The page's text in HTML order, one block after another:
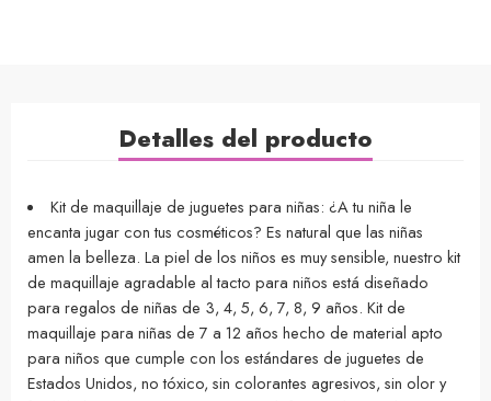
Detalles del producto
Kit de maquillaje de juguetes para niñas: ¿A tu niña le
encanta jugar con tus cosméticos? Es natural que las niñas
amen la belleza. La piel de los niños es muy sensible, nuestro kit
de maquillaje agradable al tacto para niños está diseñado
para regalos de niñas de 3, 4, 5, 6, 7, 8, 9 años. Kit de
maquillaje para niñas de 7 a 12 años hecho de material apto
para niños que cumple con los estándares de juguetes de
Estados Unidos, no tóxico, sin colorantes agresivos, sin olor y